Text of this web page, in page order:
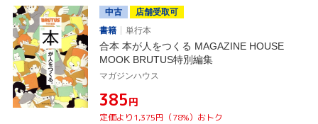
中古
店舗受取可
書籍
単行本
合本 本が人をつくる MAGAZINE HOUSE
MOOK BRUTUS特別編集
マガジンハウス
¥385円
定価より1,375円（78%）おトク